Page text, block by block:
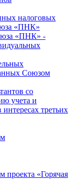
налоговых
«ПНК»
«ПНК» -
Союзом
со
учета и
третьих
проекта «Горячая